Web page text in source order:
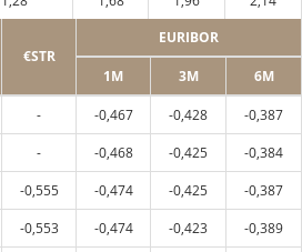
€STR
EURIBOR
1M 3M 6M
- -0,467 -0,428
-0,387
- -0,468 -0,425
-0,384
-0,555 -0,474 -0,425
-0,387
-0,553 -0,474 -0,423
-0,389